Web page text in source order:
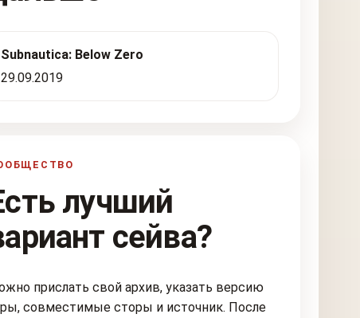
Subnautica: Below Zero
29.09.2019
лучший
сейва?
прислать свой архив, указать версию
совместимые сторы и источник. После